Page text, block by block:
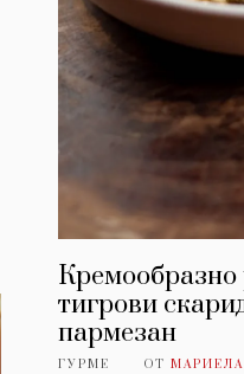
тигрови
пармезан
ГУРМЕ ОТ